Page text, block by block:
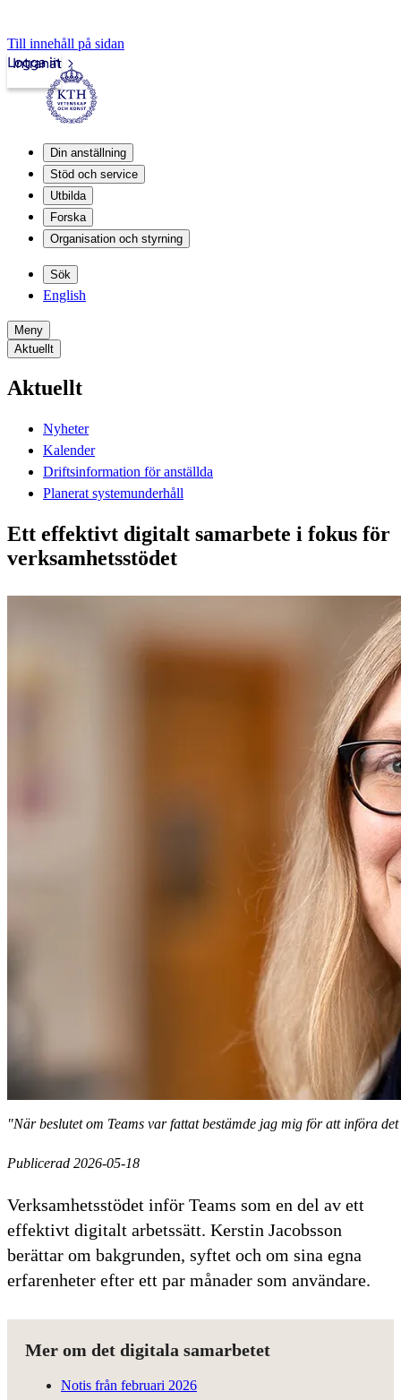
Till innehåll på sidan
Intranät
Logga in
Din anställning
Stöd och service
Utbilda
Forska
Organisation och styrning
Sök
English
Meny
Aktuellt
Aktuellt
Nyheter
Kalender
Driftsinformation för anställda
Planerat systemunderhåll
Ett effektivt digitalt samarbete i fokus för
verksamhetsstödet
"När beslutet om Teams var fattat bestämde jag mig för att införa
Publicerad 2026-05-18
Verksamhetsstödet inför Teams som en del av ett
effektivt digitalt arbetssätt. Kerstin Jacobsson
berättar om bakgrunden, syftet och om sina egna
erfarenheter efter ett par månader som användare.
Mer om det digitala samarbetet
Notis från februari 2026